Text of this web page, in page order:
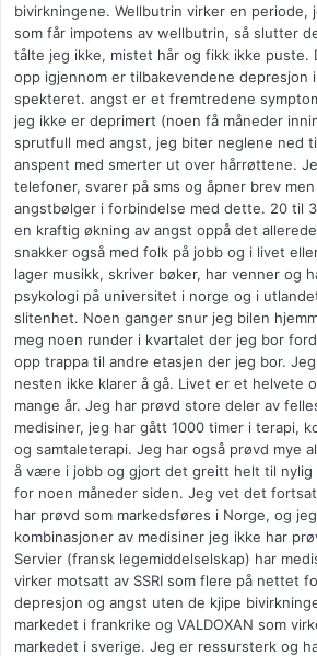
bivirkningene. Wellbutrin virker en periode,
som får impotens av wellbutrin, så slutter
tålte jeg ikke, mistet hår og fikk ikke puste.
opp igjennom er tilbakevendene depresjon
spekteret. angst er et fremtredene
jeg ikke er deprimert (noen få måneder
sprutfull med angst, jeg biter neglene ned
anspent med smerter ut over hårrøttene.
telefoner, svarer på sms og åpner brev
angstbølger i forbindelse med dette. 20 til
en kraftig økning av angst oppå det
snakker også med folk på jobb og i livet
lager musikk, skriver bøker, har venner og
psykologi på universitet i norge og i
slitenhet. Noen ganger snur jeg bilen
meg noen runder i kvartalet der jeg bor
opp trappa til andre etasjen der jeg bor.
nesten ikke klarer å gå. Livet er et helvete
mange år. Jeg har prøvd store deler av
medisiner, jeg har gått 1000 timer i terapi,
og samtaleterapi. Jeg har også prøvd mye
å være i jobb og gjort det greitt helt til nylig
for noen måneder siden. Jeg vet det
har prøvd som markedsføres i Norge, og
kombinasjoner av medisiner jeg ikke har
Servier (fransk legemiddelselskap) har
virker motsatt av SSRI som flere på nettet
depresjon og angst uten de kjipe
markedet i frankrike og VALDOXAN som
markedet i sverige. Jeg er ressursterk og